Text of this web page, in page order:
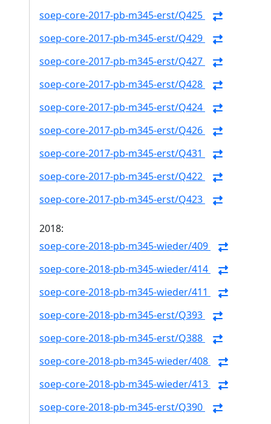
soep-core-2017-pb-m345-erst/Q425
soep-core-2017-pb-m345-erst/Q429
soep-core-2017-pb-m345-erst/Q427
soep-core-2017-pb-m345-erst/Q428
soep-core-2017-pb-m345-erst/Q424
soep-core-2017-pb-m345-erst/Q426
soep-core-2017-pb-m345-erst/Q431
soep-core-2017-pb-m345-erst/Q422
soep-core-2017-pb-m345-erst/Q423
2018:
soep-core-2018-pb-m345-wieder/409
soep-core-2018-pb-m345-wieder/414
soep-core-2018-pb-m345-wieder/411
soep-core-2018-pb-m345-erst/Q393
soep-core-2018-pb-m345-erst/Q388
soep-core-2018-pb-m345-wieder/408
soep-core-2018-pb-m345-wieder/413
soep-core-2018-pb-m345-erst/Q390